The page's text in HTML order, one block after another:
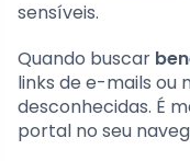
sensíveis.
Quando buscar
links de e-mails ou
desconhecidas. É
portal no seu